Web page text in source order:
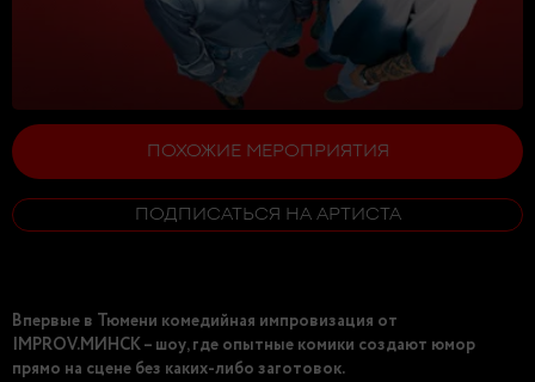
ПОХОЖИЕ МЕРОПРИЯТИЯ
ПОДПИСАТЬСЯ НА АРТИСТА
Впервые в Тюмени комедийная импровизация от
IMPROV.МИНСК – шоу, где опытные комики создают юмор
прямо на сцене без каких-либо заготовок.